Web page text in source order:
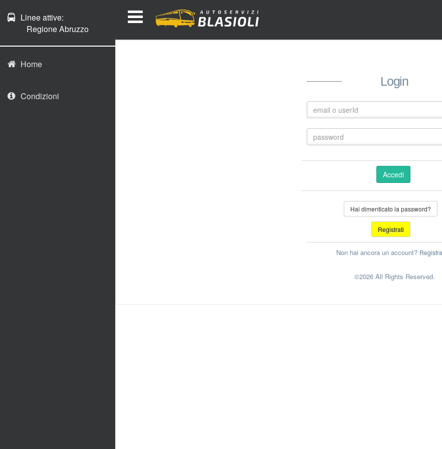
Linee attive:
Regione Abruzzo
Home
Condizioni
Login
Accedi
Hai dimenticato la password?
Registrati
Non hai ancora un account?
©2026 All Rights Reserved.